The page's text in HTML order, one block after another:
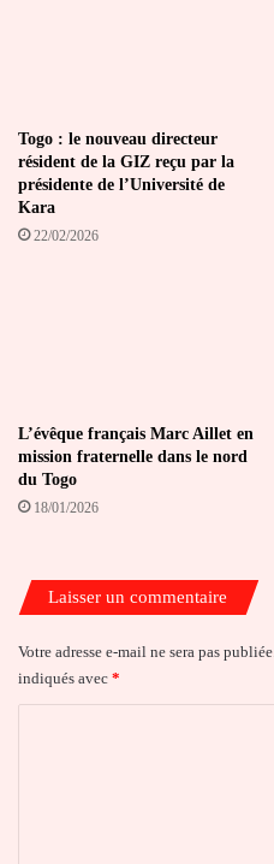
ans
"
Togo : le nouveau directeur
résident de la GIZ reçu par la
présidente de l’Université de
Kara
22/02/2026
L’évêque français Marc Aillet en
mission fraternelle dans le nord
du Togo
18/01/2026
Laisser un commentaire
Votre adresse e-mail ne sera pas publiée.
indiqués avec *